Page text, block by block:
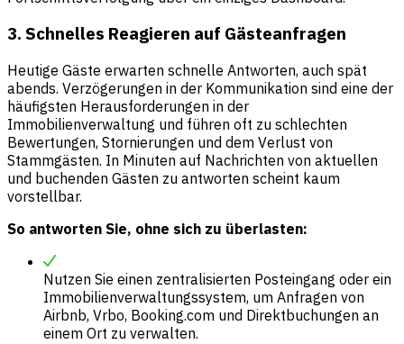
3. Schnelles Reagieren auf Gästeanfragen
Heutige Gäste erwarten schnelle Antworten, auch spät
abends. Verzögerungen in der Kommunikation sind eine der
häufigsten Herausforderungen in der
Immobilienverwaltung und führen oft zu schlechten
Bewertungen, Stornierungen und dem Verlust von
Stammgästen. In Minuten auf Nachrichten von aktuellen
und buchenden Gästen zu antworten scheint kaum
vorstellbar.
So antworten Sie, ohne sich zu überlasten:
Nutzen Sie einen zentralisierten Posteingang oder ein
Immobilienverwaltungssystem, um Anfragen von
Airbnb, Vrbo, Booking.com und Direktbuchungen an
einem Ort zu verwalten.